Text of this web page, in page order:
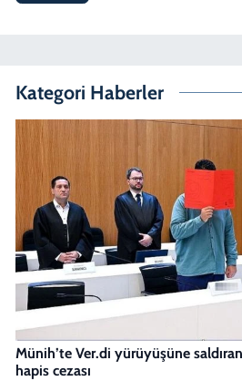
Kategori Haberler
Münih’te Ver.di yürüyüşüne
hapis cezası